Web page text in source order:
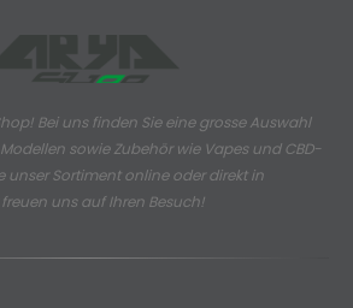
Bei uns finden Sie eine grosse Auswahl
sowie Zubehör wie Vapes und CBD-
unser Sortiment online oder direkt in
uns auf Ihren Besuch!